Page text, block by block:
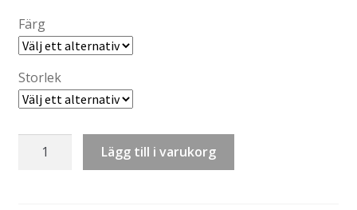
Färg
Storlek
Lägg till i varukorg